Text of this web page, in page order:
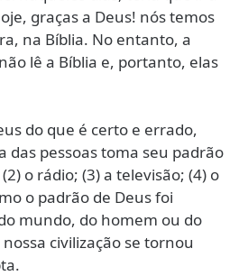
graças a Deus! nós temos
na Bíblia. No entanto, a
lê a Bíblia e, portanto, elas
do que é certo e errado,
das pessoas toma seu padrão
o rádio; (3) a televisão; (4) o
o padrão de Deus foi
mundo, do homem ou do
civilização se tornou